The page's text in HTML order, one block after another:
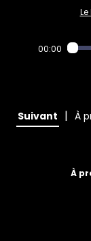
00:00
Suivant | À
À